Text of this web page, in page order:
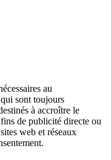
au
sont toujours
à accroître le
de publicité directe ou
web et réseaux